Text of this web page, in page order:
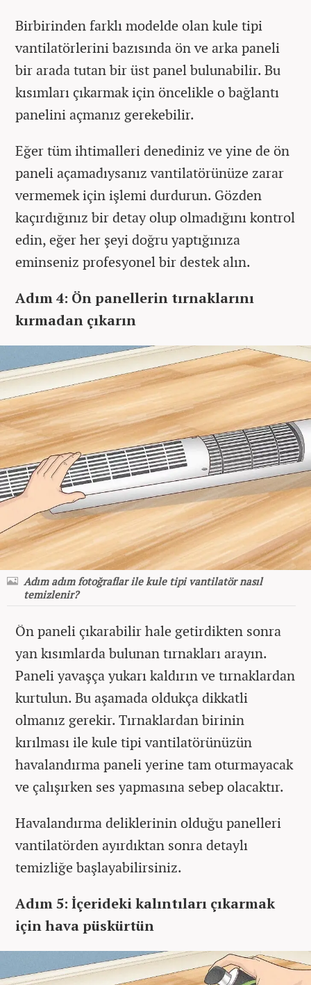
Birbirinden farklı modelde olan kule tipi
vantilatörlerini bazısında ön ve arka paneli
bir arada tutan bir üst panel bulunabilir. Bu
kısımları çıkarmak için öncelikle o bağlantı
panelini açmanız gerekebilir.
Eğer tüm ihtimalleri denediniz ve yine de ön
paneli açamadıysanız vantilatörünüze zarar
vermemek için işlemi durdurun. Gözden
kaçırdığınız bir detay olup olmadığını kontrol
edin, eğer her şeyi doğru yaptığınıza
eminseniz profesyonel bir destek alın.
Adım 4: Ön panellerin tırnaklarını
kırmadan çıkarın
Adım adım fotoğraflar ile kule tipi vantilatör nasıl
temizlenir?
Ön paneli çıkarabilir hale getirdikten sonra
yan kısımlarda bulunan tırnakları arayın.
Paneli yavaşça yukarı kaldırın ve tırnaklardan
kurtulun. Bu aşamada oldukça dikkatli
olmanız gerekir. Tırnaklardan birinin
kırılması ile kule tipi vantilatörünüzün
havalandırma paneli yerine tam oturmayacak
ve çalışırken ses yapmasına sebep olacaktır.
Havalandırma deliklerinin olduğu panelleri
vantilatörden ayırdıktan sonra detaylı
temizliğe başlayabilirsiniz.
Adım 5: İçerideki kalıntıları çıkarmak
için hava püskürtün